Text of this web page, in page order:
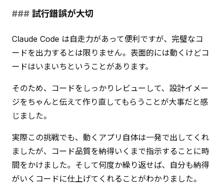
試行錯誤が大切
Claude Code は自走力があって便利ですが、完璧なコ
ードを出力するとは限りません。表面的には動くけどコ
ードはいまいちということがあります。
そのため、コードをしっかりレビューして、設計イメー
ジをちゃんと伝えて作り直してもらうことが大事だと感
じました。
実際この挑戦でも、動くアプリ自体は一発で出してくれ
ましたが、コード品質を納得いくまで指示することに時
間をかけました。そして何度か繰り返せば、自分も納得
がいくコードに仕上げてくれることがわかりました。